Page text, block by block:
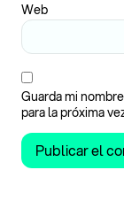
Web
Guarda mi
para la próxima